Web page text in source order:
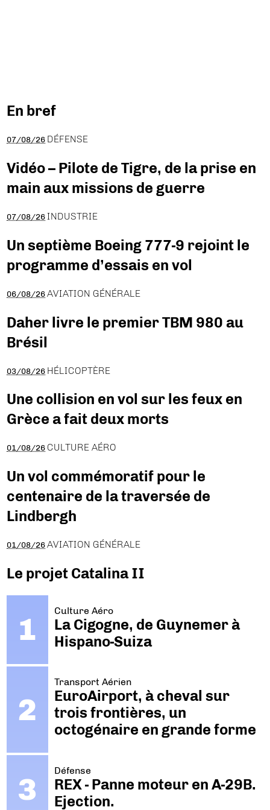
En bref
07/08/26 DÉFENSE
Vidéo – Pilote de Tigre, de la prise en
main aux missions de guerre
07/08/26 INDUSTRIE
Un septième Boeing 777-9 rejoint le
programme d’essais en vol
06/08/26 AVIATION GÉNÉRALE
Daher livre le premier TBM 980 au
Brésil
03/08/26 HÉLICOPTÈRE
Une collision en vol sur les feux en
Grèce a fait deux morts
01/08/26 CULTURE AÉRO
Un vol commémoratif pour le
centenaire de la traversée de
Lindbergh
01/08/26 AVIATION GÉNÉRALE
Le projet Catalina II
Culture Aéro
La Cigogne, de Guynemer à
Hispano-Suiza
Transport Aérien
EuroAirport, à cheval sur
trois frontières, un
octogénaire en grande forme
Défense
REX - Panne moteur en A-29B.
Ejection.